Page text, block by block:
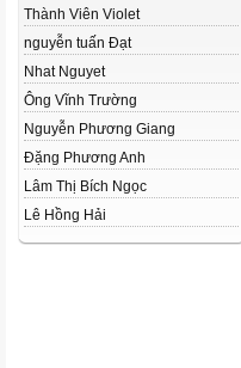
Thành Viên Violet
nguyễn tuấn Đạt
Nhat Nguyet
Ông Vĩnh Trường
Nguyễn Phương Giang
Đặng Phương Anh
Lâm Thị Bích Ngọc
Lê Hồng Hải